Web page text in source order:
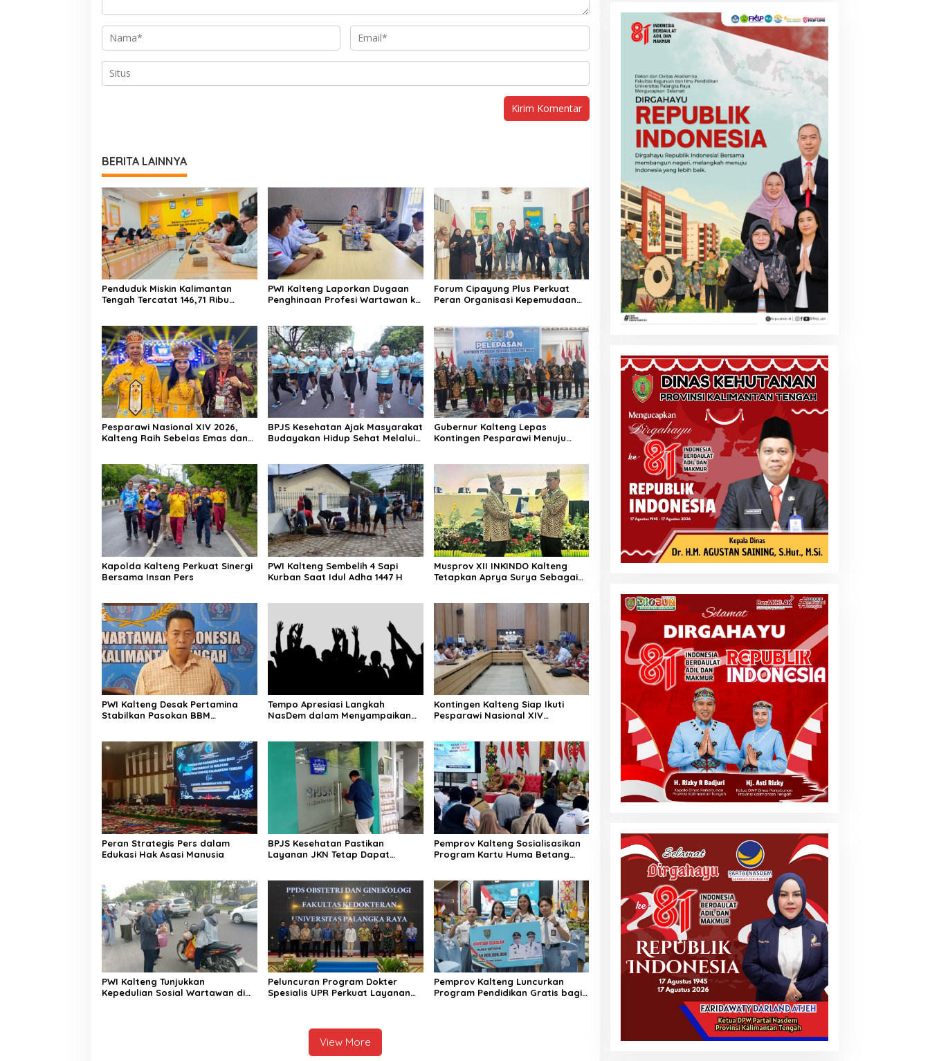
BERITA LAINNYA
Penduduk Miskin Kalimantan
Tengah Tercatat 146,71 Ribu
PWI Kalteng Laporkan Dugaan
Penghinaan Profesi Wartawan ke
Forum Cipayung Plus Perkuat
Peran Organisasi Kepemudaan
Pesparawi Nasional XIV 2026,
Kalteng Raih Sebelas Emas dan
BPJS Kesehatan Ajak Masyarakat
Budayakan Hidup Sehat Melalui
Gubernur Kalteng Lepas
Kontingen Pesparawi Menuju
Kapolda Kalteng Perkuat Sinergi
Bersama Insan Pers
PWI Kalteng Sembelih 4 Sapi
Kurban Saat Idul Adha 1447 H
Musprov XII INKINDO Kalteng
Tetapkan Aprya Surya Sebagai
PWI Kalteng Desak Pertamina
Stabilkan Pasokan BBM
Tempo Apresiasi Langkah
NasDem dalam Menyampaikan
Kontingen Kalteng Siap Ikuti
Pesparawi Nasional XIV
Peran Strategis Pers dalam
Edukasi Hak Asasi Manusia
BPJS Kesehatan Pastikan
Layanan JKN Tetap Dapat
Pemprov Kalteng Sosialisasikan
Program Kartu Huma Betang
PWI Kalteng Tunjukkan
Kepedulian Sosial Wartawan di
Peluncuran Program Dokter
Spesialis UPR Perkuat Layanan
Pemprov Kalteng Luncurkan
Program Pendidikan Gratis bagi
View More